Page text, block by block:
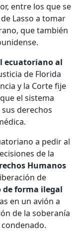
entre los que se
Lasso a tomar
que también
ecuatoriano al
de Florida
y la Corte fije
el sistema
derechos
a pedir al
de la
Humanos
de
forma ilegal
en un avión a
de la soberanía